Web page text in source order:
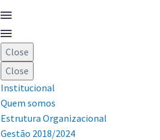
Close
Close
Institucional
Quem somos
Estrutura Organizacional
Gestão 2018/2024